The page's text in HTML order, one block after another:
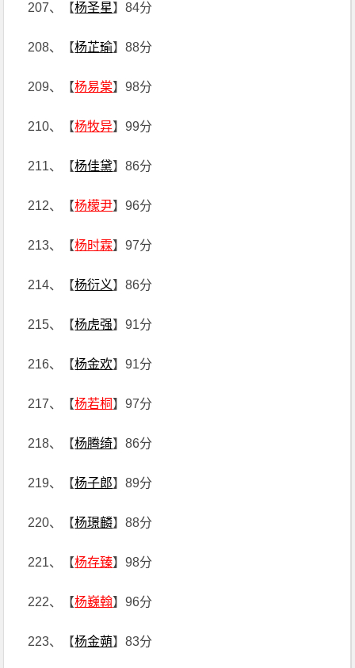
207、【杨圣星】84分
208、【杨芷瑜】88分
209、【杨易棠】98分
210、【杨牧异】99分
211、【杨佳黛】86分
212、【杨檬尹】96分
213、【杨时霖】97分
214、【杨衍义】86分
215、【杨虎强】91分
216、【杨金欢】91分
217、【杨若桐 】97分
218、【杨腾绮】86分
219、【杨子郎】89分
220、【杨璟麟】88分
221、【杨存臻】98分
222、【杨巍翰】96分
223、【杨金蒴】83分